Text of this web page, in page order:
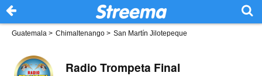
Guatemala > Chimaltenango > San Martín Jilotepeque
Radio Trompeta Final